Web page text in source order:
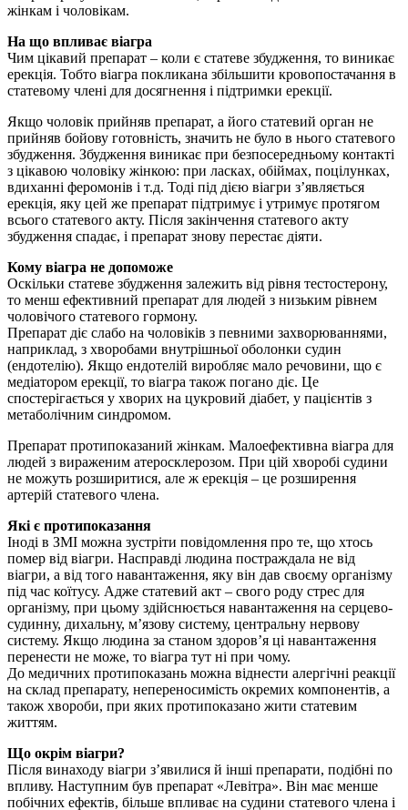
жінкам і чоловікам.
На що впливає віагра
Чим цікавий препарат – коли є статеве збудження, то виникає
ерекція. Тобто віагра покликана збільшити кровопостачання в
статевому члені для досягнення і підтримки ерекції.
Якщо чоловік прийняв препарат, а його статевий орган не
прийняв бойову готовність, значить не було в нього статевого
збудження. Збудження виникає при безпосередньому контакті
з цікавою чоловіку жінкою: при ласках, обіймах, поцілунках,
вдиханні феромонів і т.д. Тоді під дією віагри з’являється
ерекція, яку цей же препарат підтримує і утримує протягом
всього статевого акту. Після закінчення статевого акту
збудження спадає, і препарат знову перестає діяти.
Кому віагра не допоможе
Оскільки статеве збудження залежить від рівня тестостерону,
то менш ефективний препарат для людей з низьким рівнем
чоловічого статевого гормону.
Препарат діє слабо на чоловіків з певними захворюваннями,
наприклад, з хворобами внутрішньої оболонки судин
(ендотелію). Якщо ендотелій виробляє мало речовини, що є
медіатором ерекції, то віагра також погано діє. Це
спостерігається у хворих на цукровий діабет, у пацієнтів з
метаболічним синдромом.
Препарат протипоказаний жінкам. Малоефективна віагра для
людей з вираженим атеросклерозом. При цій хворобі судини
не можуть розширитися, але ж ерекція – це розширення
артерій статевого члена.
Які є протипоказання
Іноді в ЗМІ можна зустріти повідомлення про те, що хтось
помер від віагри. Насправді людина постраждала не від
віагри, а від того навантаження, яку він дав своєму організму
під час коїтусу. Адже статевий акт – свого роду стрес для
організму, при цьому здійснюється навантаження на серцево-
судинну, дихальну, м’язову систему, центральну нервову
систему. Якщо людина за станом здоров’я ці навантаження
перенести не може, то віагра тут ні при чому.
До медичних протипоказань можна віднести алергічні реакції
на склад препарату, непереносимість окремих компонентів, а
також хвороби, при яких протипоказано жити статевим
життям.
Що окрім віагри?
Після винаходу віагри з’явилися й інші препарати, подібні по
впливу. Наступним був препарат «Левітра». Він має менше
побічних ефектів, більше впливає на судини статевого члена і